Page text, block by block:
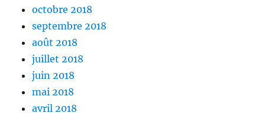
octobre 2018
septembre 2018
août 2018
juillet 2018
juin 2018
mai 2018
avril 2018